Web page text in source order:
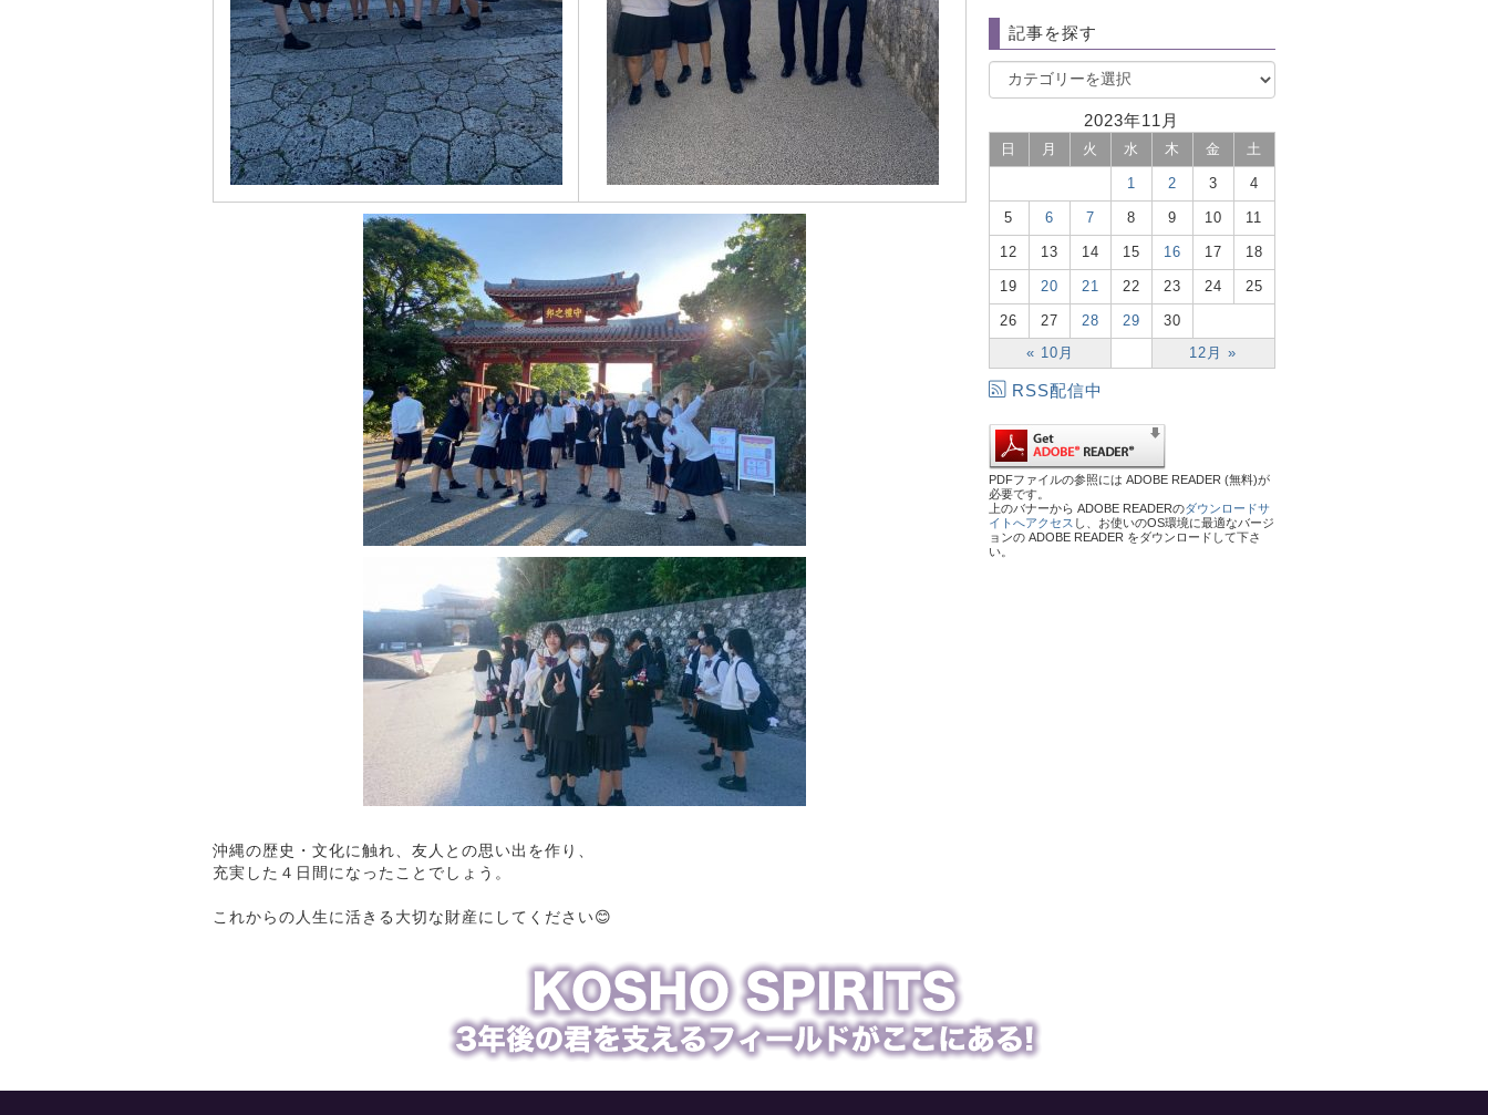
沖縄の歴史・文化に触れ、友人との思い出を作り、
充実した４日間になったことでしょう。
これからの人生に活きる大切な財産にしてください😊
記事を探す
2023年11月
日 月 火 水 木 金 土
« 10月 12月 »
1 2 3 4
5 6 7 8 9 10 11
12 13 14 15 16 17 18
19 20 21 22 23 24 25
26 27 28 29 30
RSS配信中
PDFファイルの参照には ADOBE READER (無料)が
必要です。
上のバナーから ADOBE READERのダウンロードサ
イトへアクセス し、お使いのOS環境に最適なバージ
ョンの ADOBE READER をダウンロードして下さ
い。